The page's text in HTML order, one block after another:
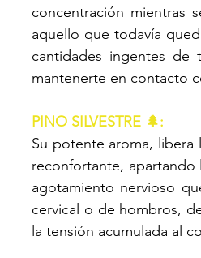
concentración mientras
aquello que todavía
cantidades ingentes
mantenerte en contacto
PINO SILVESTRE 🌲:
Su potente aroma,
reconfortante, apartando
agotamiento nervioso
cervical o de hombros,
la tensión acumulada al